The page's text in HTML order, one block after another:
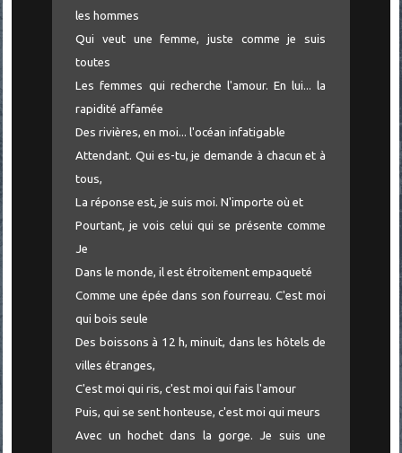
les hommes
Qui veut une femme, juste comme je suis
toutes
Les femmes qui recherche l'amour. En lui... la
rapidité affamée
Des rivières, en moi... l'océan infatigable
Attendant. Qui es-tu, je demande à chacun et à
tous,
La réponse est, je suis moi. N'importe où et
Pourtant, je vois celui qui se présente comme
Je
Dans le monde, il est étroitement empaqueté
Comme une épée dans son fourreau. C'est moi
qui bois seule
Des boissons à 12 h, minuit, dans les hôtels de
villes étranges,
C'est moi qui ris, c'est moi qui fais l'amour
Puis, qui se sent honteuse, c'est moi qui meurs
Avec un hochet dans la gorge. Je suis une